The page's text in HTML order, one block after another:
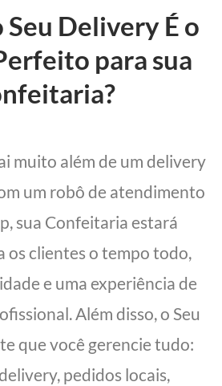
Seu Delivery É o
para sua
muito além de um delivery
um robô de atendimento
sua Confeitaria estará
os clientes o tempo todo,
e uma experiência de
Além disso, o Seu
que você gerencie tudo:
pedidos locais,